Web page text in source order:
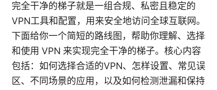
完全干净的梯子就是一组合规、私密且稳定的
VPN工具和配置，用来安全地访问全球互联网。
下面给你一个简短的路线图，帮助你理解、选择
和使用 VPN 来实现完全干净的梯子。核心内容
包括：如何选择合适的VPN、怎样设置、常见误
区、不同场景的应用，以及如何检测泄漏和保持